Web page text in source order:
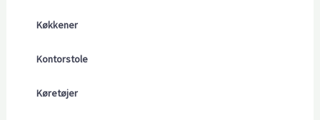
Køkkener
Kontorstole
Køretøjer